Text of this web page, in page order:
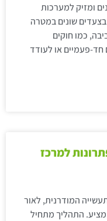
ומזיק למערכות
בצעדים שונים במטרה
כמו חוקים
פעמיים או לעודד
למרכז
המודרנית, לאור
מציע. התהליך מתחיל